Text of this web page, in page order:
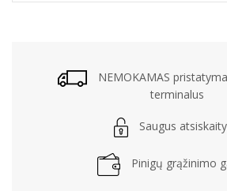
NEMOKAMAS
terminalus
Saugus
Pinigų grąžinimo